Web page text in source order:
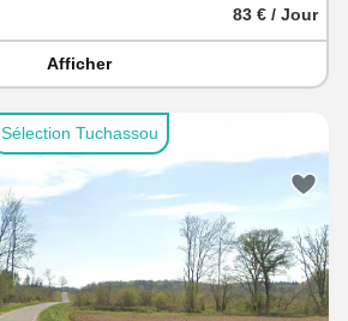
83 € / Jour
Afficher
Sélection Tuchassou